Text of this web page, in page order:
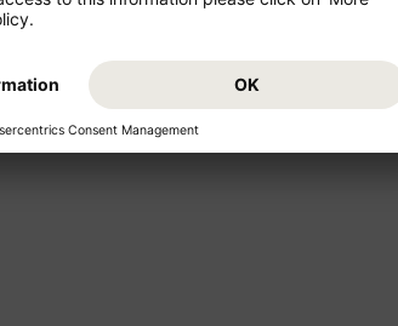
Starten Sie von Ihrem Abflugsland
Urlaub. Buchen Sie jetzt den Flug
freuen Sie sich auf Ihr Reiseziel